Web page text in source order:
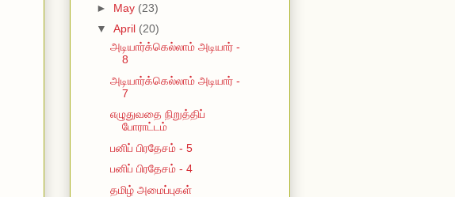
► May (23)
▼ April (20)
அடியார்க்கெல்லாம் அடியார் -
8
அடியார்க்கெல்லாம் அடியார் -
7
எழுதுவதை நிறுத்திப்
போராட்டம்
பனிப் பிரதேசம் - 5
பனிப் பிரதேசம் - 4
தமிழ் அமைப்புகள்